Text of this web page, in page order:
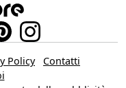
Policy
Contatti